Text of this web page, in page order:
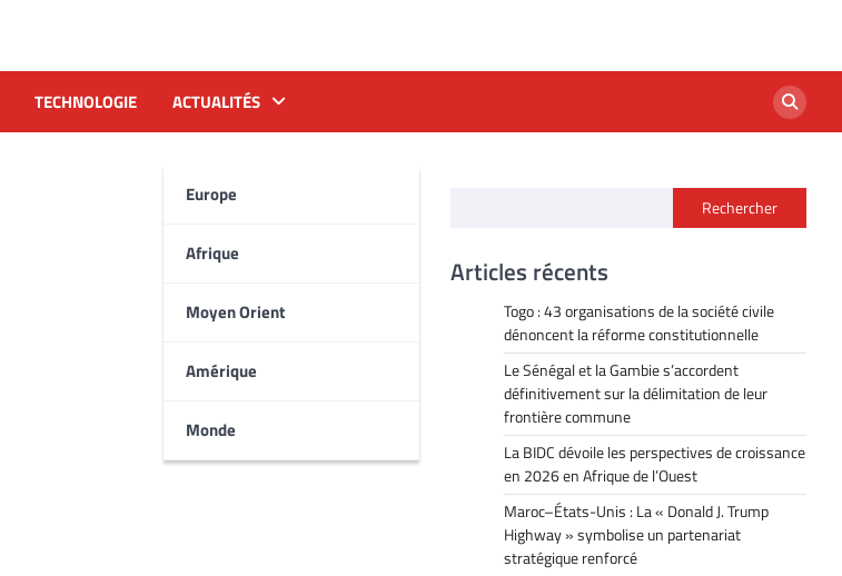
TECHNOLOGIE ACTUALITÉS
Europe
Afrique
Moyen Orient
Amérique
Monde
Rechercher
Articles récents
Togo : 43 organisations de la société civile
dénoncent la réforme constitutionnelle
Le Sénégal et la Gambie s’accordent
définitivement sur la délimitation de leur
frontière commune
La BIDC dévoile les perspectives de croissance
en 2026 en Afrique de l’Ouest
Maroc–États-Unis : La « Donald J. Trump
Highway » symbolise un partenariat
stratégique renforcé